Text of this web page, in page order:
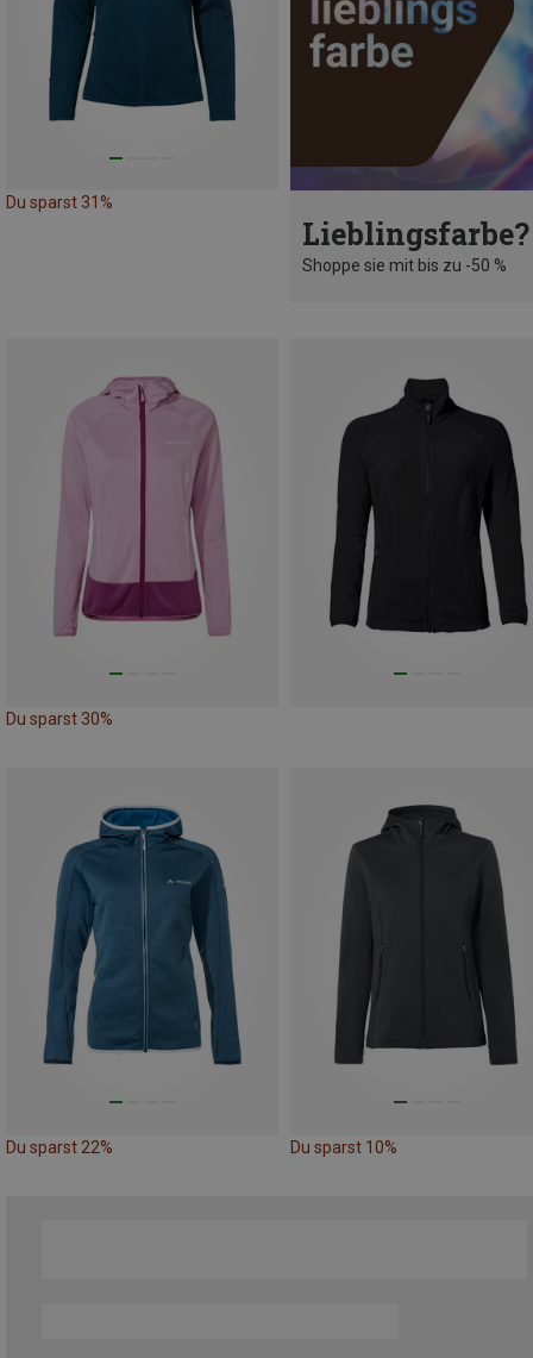
Du sparst 31%
Lieblingsfarbe?
Shoppe sie mit bis zu -50 %
Du sparst 30%
Du sparst 22% Du sparst 10%